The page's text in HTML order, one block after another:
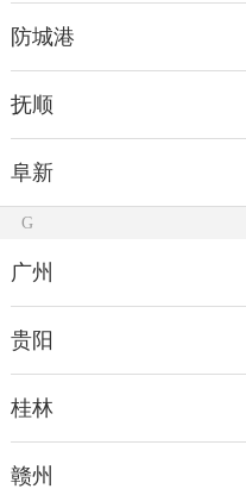
防城港
抚顺
阜新
G
广州
贵阳
桂林
赣州